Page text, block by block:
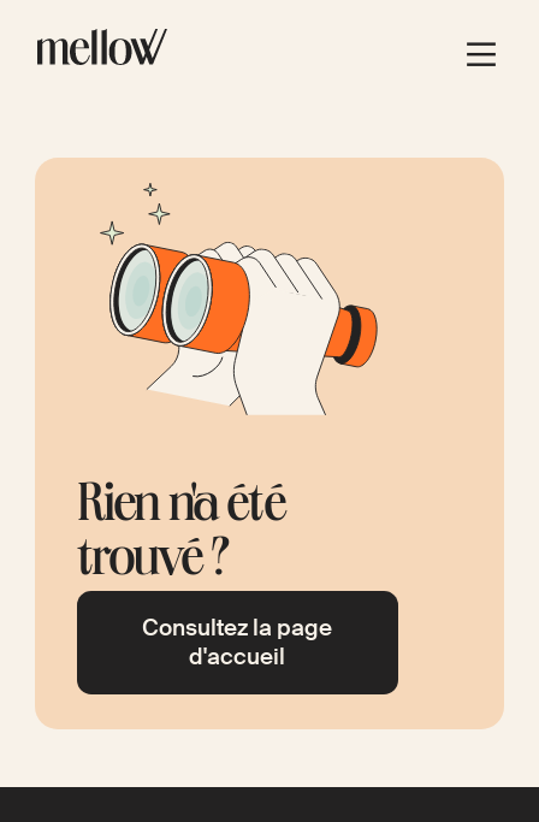
Rien n'a été
trouvé ?
Consultez la page
d'accueil